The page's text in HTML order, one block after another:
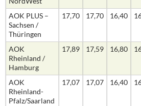
AOK PLUS –
Sachsen /
Thüringen
17,70 17,70 16,40
AOK
Rheinland /
Hamburg
17,89 17,59 16,80
AOK
Rheinland-
Pfalz/Saarland
17,07 17,07 16,40